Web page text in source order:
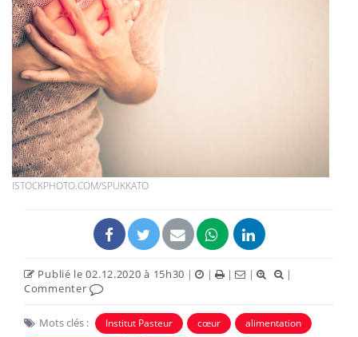
ISTOCKPHOTO.COM/SPUKKATO
Publié le 02.12.2020 à 15h30 | | | |
|
Commenter
Mots clés : Institut Pasteur cœur
alimentation